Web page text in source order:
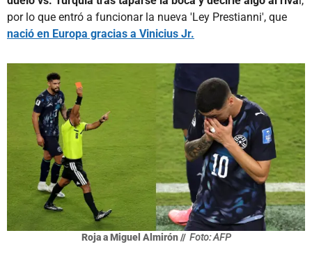
por lo que entró a funcionar la nueva 'Ley Prestianni', que
nació en Europa gracias a Vinicius Jr.
Roja a Miguel Almirón // Foto: AFP